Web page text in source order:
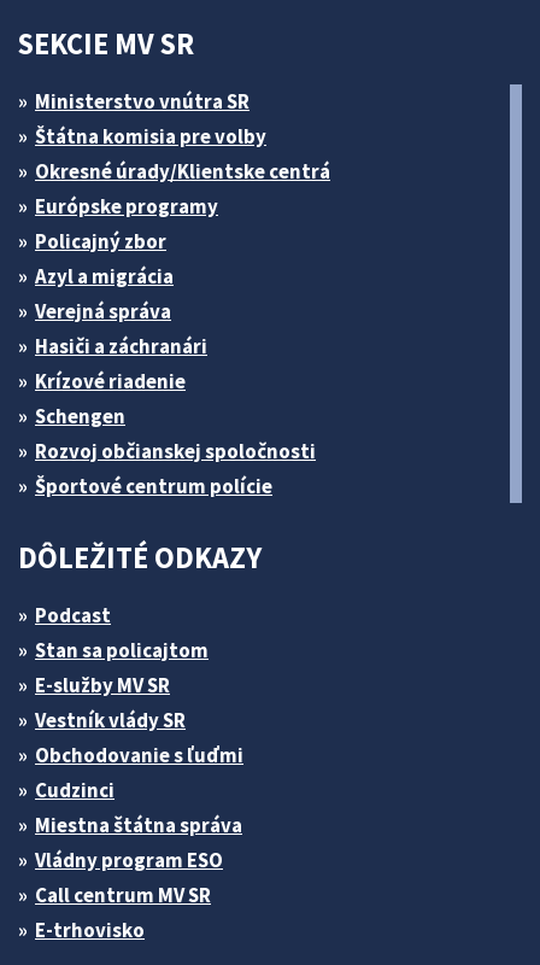
SEKCIE MV SR
Ministerstvo vnútra SR
Štátna komisia pre volby
Okresné úrady/Klientske centrá
Európske programy
Policajný zbor
Azyl a migrácia
Verejná správa
Hasiči a záchranári
Krízové riadenie
Schengen
Rozvoj občianskej spoločnosti
Športové centrum polície
DÔLEŽITÉ ODKAZY
Podcast
Stan sa policajtom
E-služby MV SR
Vestník vlády SR
Obchodovanie s ľuďmi
Cudzinci
Miestna štátna správa
Vládny program ESO
Call centrum MV SR
E-trhovisko